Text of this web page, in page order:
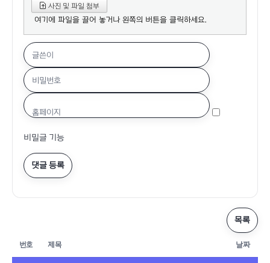
사진 및 파일 첨부
여기에 파일을 끌어 놓거나 왼쪽의 버튼을 클릭하세요.
글쓴이
비밀번호
홈페이지
비밀글 기능
댓글 등록
목록
번호 제목 날짜